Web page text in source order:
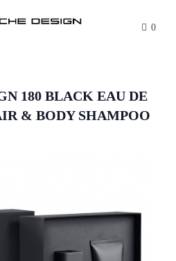
0
180 BLACK EAU DE
& BODY SHAMPOO